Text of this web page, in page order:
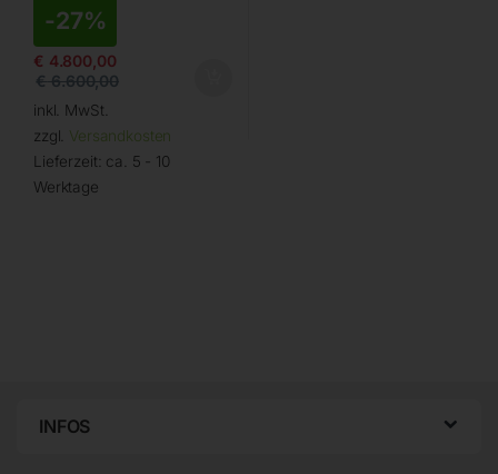
-27%
€ 4.800,00
€6.600,00
inkl. MwSt.
zzgl. Versandkosten
Lieferzeit: ca. 5 - 10
Werktage
INFOS